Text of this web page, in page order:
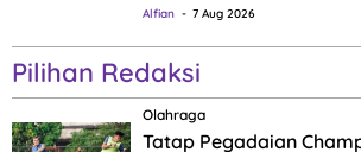
Alfian 7 Aug 2026
Pilihan Redaksi
Olahraga
Tatap Pegadaian